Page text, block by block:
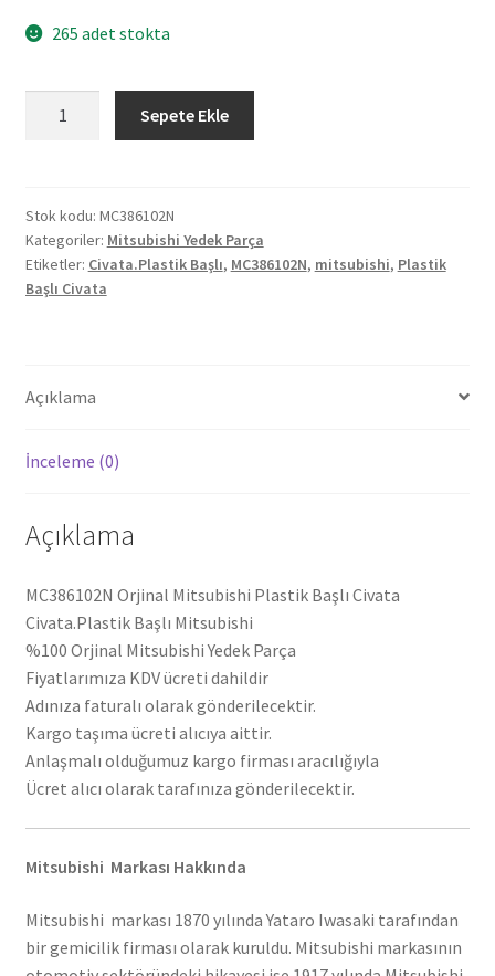
265 adet stokta
Civata
MC386102N
adet
Sepete Ekle
Stok kodu: MC386102N
Kategoriler: Mitsubishi Yedek Parça
Etiketler: Civata.Plastik Başlı, MC386102N, mitsubishi, Plastik
Başlı Civata
Açıklama
İnceleme (0)
Açıklama
MC386102N Orjinal Mitsubishi Plastik Başlı Civata
Civata.Plastik Başlı Mitsubishi
%100 Orjinal Mitsubishi Yedek Parça
Fiyatlarımıza KDV ücreti dahildir
Adınıza faturalı olarak gönderilecektir.
Kargo taşıma ücreti alıcıya aittir.
Anlaşmalı olduğumuz kargo firması aracılığıyla
Ücret alıcı olarak tarafınıza gönderilecektir.
Mitsubishi Markası Hakkında
Mitsubishi markası 1870 yılında Yataro Iwasaki tarafından
bir gemicilik firması olarak kuruldu. Mitsubishi markasının